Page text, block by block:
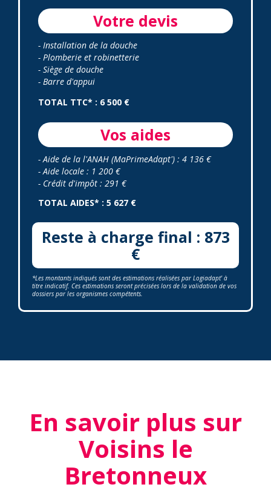
Votre devis
- Installation de la douche
- Plomberie et robinetterie
- Siège de douche
- Barre d'appui
TOTAL TTC* : 6 500 €
Vos aides
- Aide de la l'ANAH (MaPrimeAdapt') : 4 136 €
- Aide locale : 1 200 €
- Crédit d'impôt : 291 €
TOTAL AIDES* : 5 627 €
Reste à charge final : 873
€
*Les montants indiqués sont des estimations réalisées par Logiadapt' à
titre indicatif. Ces estimations seront précisées lors de la validation de vos
dossiers par les organismes compétents.
En savoir plus sur
Voisins le
Bretonneux